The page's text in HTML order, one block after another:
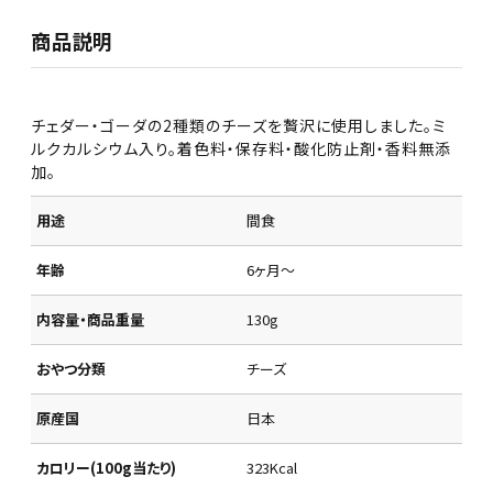
商品説明
チェダー・ゴーダの2種類のチーズを贅沢に使用しました。ミ
ルクカルシウム入り。着色料・保存料・酸化防止剤・香料無添
加。
用途 間食
年齢 6ヶ月～
内容量・商品重量 130g
おやつ分類 チーズ
原産国 日本
カロリー(100g当たり) 323Kcal